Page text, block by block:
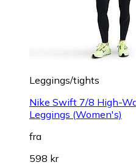
Leggings/tights
Nike Swift 7/8 High-
Leggings (Women's)
fra
598 kr